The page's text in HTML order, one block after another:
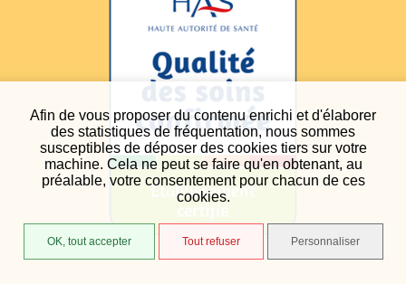
Afin de vous proposer du contenu enrichi et d'élaborer
des statistiques de fréquentation, nous sommes
susceptibles de déposer des cookies tiers sur votre
machine. Cela ne peut se faire qu'en obtenant, au
préalable, votre consentement pour chacun de ces
cookies.
OK, tout accepter Tout refuser Personnaliser